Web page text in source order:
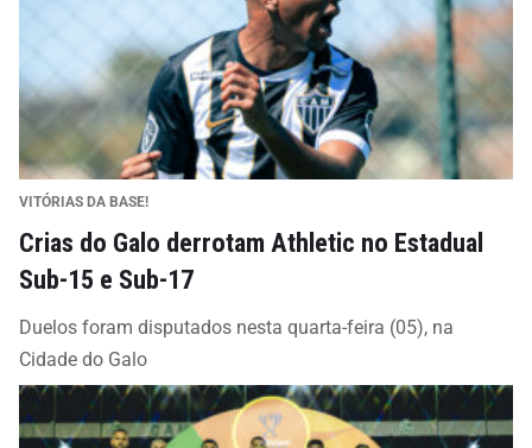
VITÓRIAS DA BASE!
Crias do Galo derrotam Athletic no Estadual
Sub-15 e Sub-17
Duelos foram disputados nesta quarta-feira (05), na
Cidade do Galo